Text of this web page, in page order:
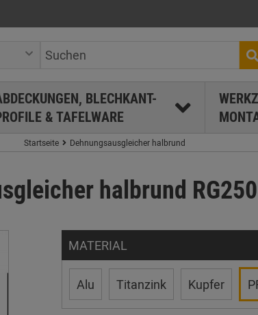
BLECHKANT-
& TAFELWARE
Startseite Dehnungsausgleicher halbrund
halbrund
MATERIAL
Alu Titanzink Kupfer